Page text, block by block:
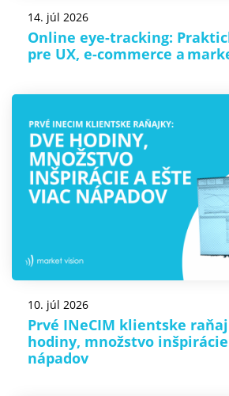
14. júl 2026
Online eye-tracking:
pre UX, e-commerce a
10. júl 2026
Prvé INeCIM klientske
hodiny, množstvo
nápadov